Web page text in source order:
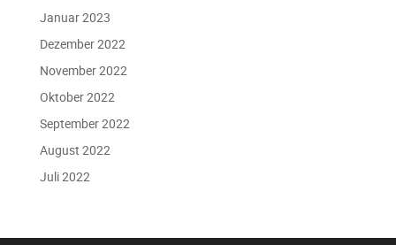
Januar 2023
Dezember 2022
November 2022
Oktober 2022
September 2022
August 2022
Juli 2022